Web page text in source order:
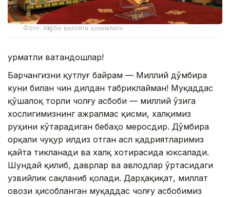
Фото: Ақтўбе вилояти ҳокимлиги
Ҳурматли ватандошлар!
Барчангизни қутлуғ байрам — Миллий дўмбира
куни билан чин дилдан табриклайман! Муқаддас
қўшалоқ торли чолғу асбоби — миллий ўзига
хослигимизнинг ажралмас қисми, халқимиз
руҳини кўтарадиган бебаҳо меросдир. Дўмбира
орқали чуқур илдиз отган асл қадриятларимиз
қайта тикланади ва халқ хотирасида юксалади.
Шундай қилиб, даврлар ва авлодлар ўртасидаги
узвийлик сақланиб қолади. Дарҳақиқат, миллат
овози ҳисобланган муқаддас чолғу асбобимиз